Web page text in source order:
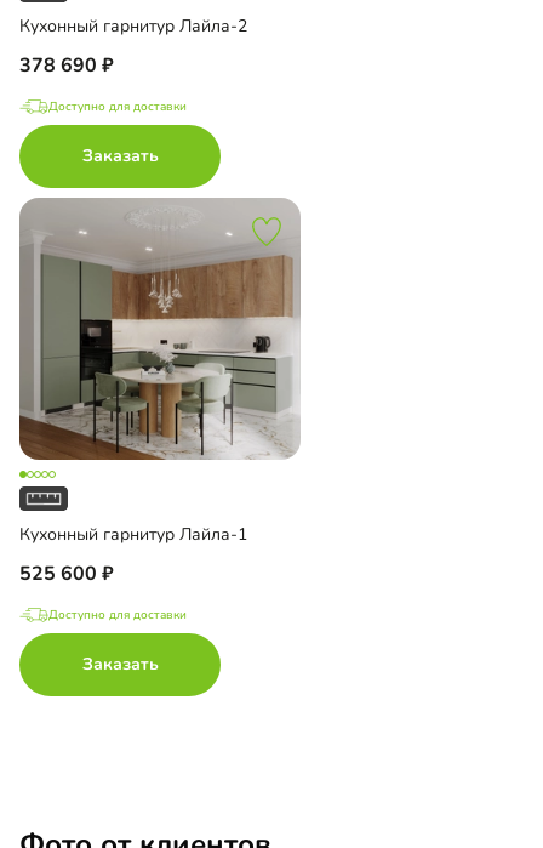
Кухонный гарнитур Лайла-2
378 690
Доступно для доставки
Заказать
Кухонный гарнитур Лайла-1
525 600
Доступно для доставки
Заказать